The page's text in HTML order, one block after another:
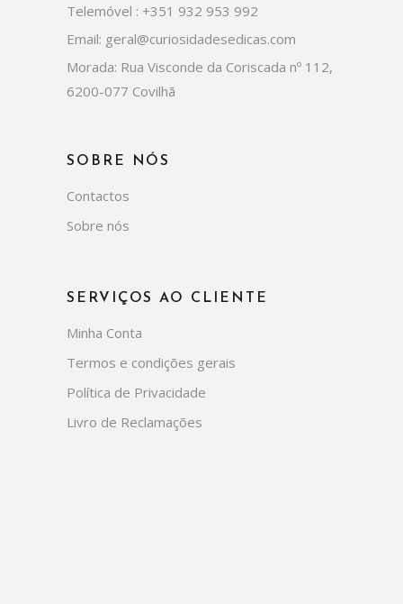
Telemóvel : +351 932 953 992
Email: geral@curiosidadesedicas.com
Morada: Rua Visconde da Coriscada nº 112,
6200-077 Covilhã
SOBRE NÓS
Contactos
Sobre nós
SERVIÇOS AO CLIENTE
Minha Conta
Termos e condições gerais
Política de Privacidade
Livro de Reclamações